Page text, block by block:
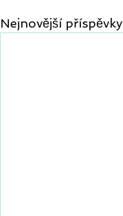
Nejnovější příspěvky